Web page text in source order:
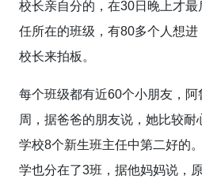
校长亲自分的，在30日晚上才
任所在的班级，有80多个人想
校长来拍板。
每个班级都有近60个小朋友，
周，据爸爸的朋友说，她比较
学校8个新生班主任中第二好的
学也分在了3班，据他妈妈说，